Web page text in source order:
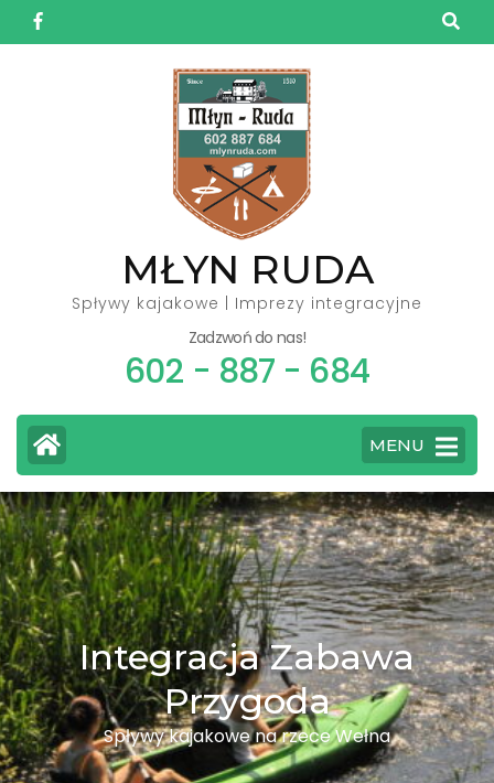
Skip
to
MŁYN RUDA
Spływy kajakowe | Imprezy integracyjne
Zadzwoń do nas!
602 - 887 - 684
MENU
Integracja Zabawa
Przygoda
Spływy kajakowe na rzece Wełna